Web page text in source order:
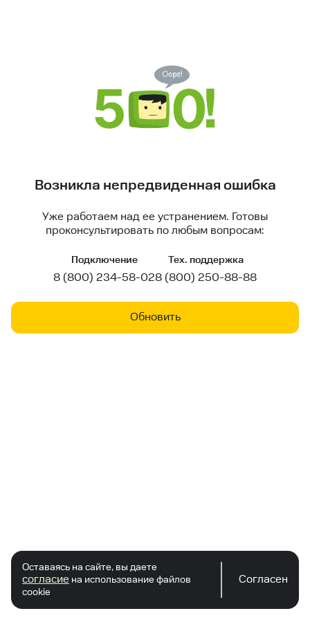
Возникла непредвиденная ошибка
Уже работаем над ее устранением. Готовы
проконсультировать по любым вопросам:
Подключение
8 (800) 234-58-02
Тех. поддержка
8 (800) 250-88-88
Обновить
Оставаясь на сайте, вы даете
согласие на использование файлов
cookie
Согласен